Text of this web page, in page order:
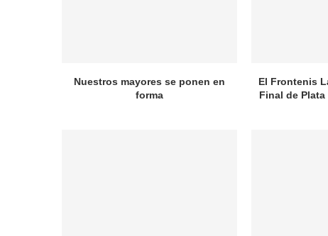
Nuestros mayores se ponen en
forma
El Frontenis
Final de